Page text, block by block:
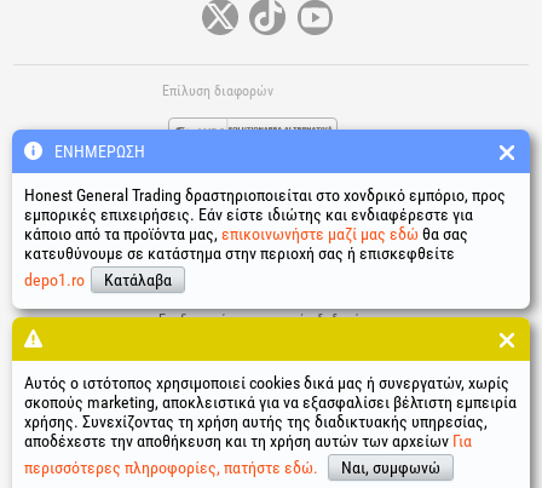
Επίλυση διαφορών
Χρήσιμοι σύνδεσμοι
Όροι και προϋποθέσεις
Επεξεργασία προσωπικών δεδομένων
Δεδομένα ταυτότητας της εταιρείας
Ηλεκτρονική επίλυση διαφορών
HGT ® , EvoTools ® , EvoSanitary®, EvoTools +Plus ® , EvoSanitary +Plus ® , EvoSelect ® , EPTO ® , EPTO Plus
PowerForProfessionals®και τα λογότυπά τους είναι κατοχυρωμένα εμπορικά σήματα Honest General
Trading SRL.
Copyright 1994-2026Honest General Trading SRL. Με την επιφύλαξη παντός δικαιώματος. CUI: 6615609,
ΕΝΗΜΈΡΩΣΗ
Honest General Trading δραστηριοποιείται στο χονδρικό εμπόριο, προς
εμπορικές επιχειρήσεις. Εάν είστε ιδιώτης και ενδιαφέρεστε για
κάποιο από τα προϊόντα μας, επικοινωνήστε μαζί μας εδώ θα σας
κατευθύνουμε σε κατάστημα στην περιοχή σας ή επισκεφθείτε
depo1.ro
Κατάλαβα
Αυτός ο ιστότοπος χρησιμοποιεί cookies δικά μας ή συνεργατών, χωρίς
σκοπούς marketing, αποκλειστικά για να εξασφαλίσει βέλτιστη εμπειρία
χρήσης. Συνεχίζοντας τη χρήση αυτής της διαδικτυακής υπηρεσίας,
αποδέχεστε την αποθήκευση και τη χρήση αυτών των αρχείων Για
περισσότερες πληροφορίες, πατήστε εδώ.
Ναι, συμφωνώ